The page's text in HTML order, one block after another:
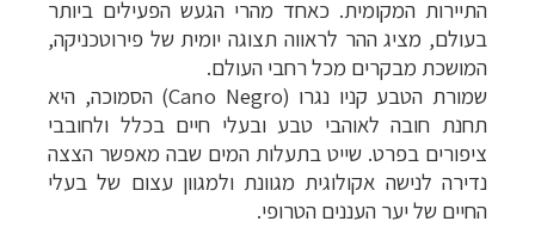
התיירות המקומית. כאחד מהרי הגעש הפעילים ביותר
בעולם, מציג ההר לראווה תצוגה יומית של פירוטכניקה,
המושכת מבקרים מכל רחבי העולם.
שמורת הטבע קניו נגרו (Cano Negro) הסמוכה, היא
תחנת חובה לאוהבי טבע ובעלי חיים בכלל ולחובבי
ציפורים בפרט. שייט בתעלות המים שבה מאפשר הצצה
נדירה לנישה אקולוגית מגוונת ולמגוון עצום של בעלי
החיים של יער העננים הטרופי.